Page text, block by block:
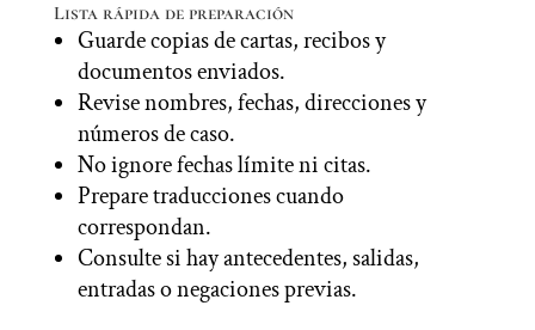
Lista rápida de preparación
Guarde copias de cartas, recibos y
documentos enviados.
Revise nombres, fechas, direcciones y
números de caso.
No ignore fechas límite ni citas.
Prepare traducciones cuando
correspondan.
Consulte si hay antecedentes, salidas,
entradas o negaciones previas.